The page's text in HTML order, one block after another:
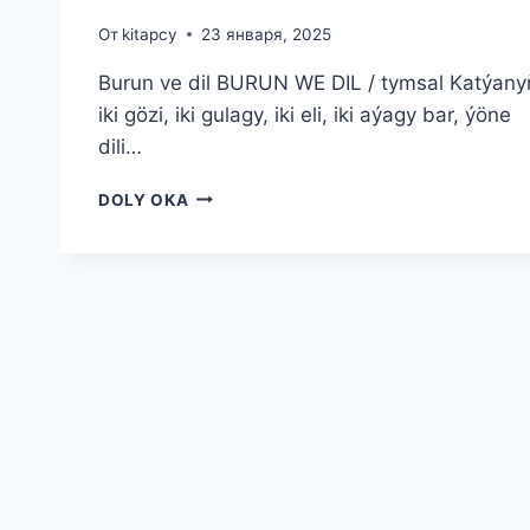
От kitapcy 23 января, 2025
Burun ve dil BURUN WE DIL / tymsal
iki gözi, iki gulagy, iki eli, iki aýagy bar, ýöne
dili…
DOLY OKA BURUN